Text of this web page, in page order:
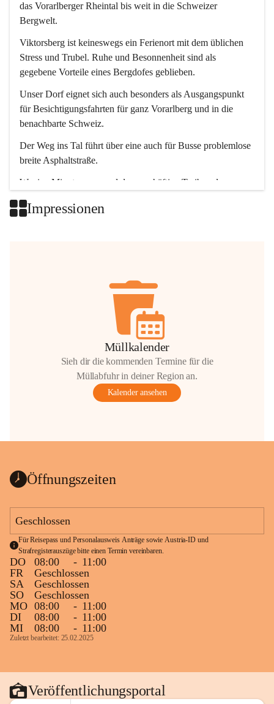
das Vorarlberger Rheintal bis weit in die Schweizer
Bergwelt.
Viktorsberg ist keineswegs ein Ferienort mit dem üblichen
Stress und Trubel. Ruhe und Besonnenheit sind als
gegebene Vorteile eines Bergdofes geblieben.
Unser Dorf eignet sich auch besonders als Ausgangspunkt
für Besichtigungsfahrten für ganz Vorarlberg und in die
benachbarte Schweiz.
Der Weg ins Tal führt über eine auch für Busse problemlose
breite Asphaltstraße.
Wenige Minuten nur, und das geschäftige Treiben der
Impressionen
Müllkalender
Sieh dir die kommenden Termine für die
Müllabfuhr in deiner Region an.
Kalender ansehen
Öffnungszeiten
Geschlossen
Für Reisepass und Personalausweis Anträge sowie Austria-ID und
Strafregisterauszüge bitte einen Termin vereinbaren.
DO 08:00 - 11:00
FR
Geschlossen
SA
Geschlossen
SO
Geschlossen
MO 08:00 - 11:00
DI
08:00 - 11:00
MI
08:00 - 11:00
Zuletzt bearbeitet: 25.02.2025
Veröffentlichungsportal